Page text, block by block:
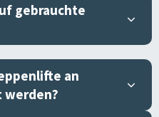
gebrauchte
an
werden?